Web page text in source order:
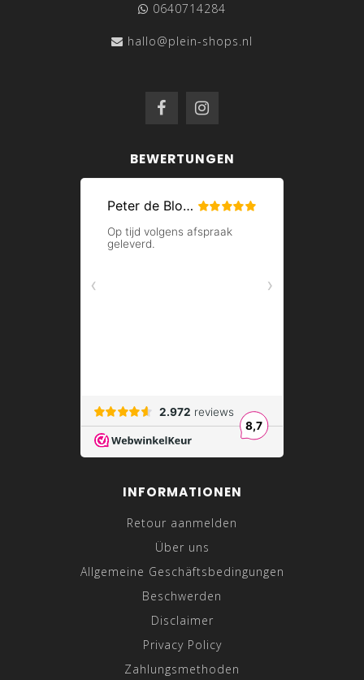
0640714284
hallo@plein-shops.nl
BEWERTUNGEN
INFORMATIONEN
Retour aanmelden
Über uns
Allgemeine Geschäftsbedingungen
Beschwerden
Disclaimer
Privacy Policy
Zahlungsmethoden